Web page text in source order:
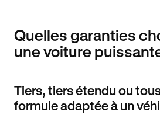
Quelles garanties
une voiture
Tiers, tiers étendu ou
formule adaptée à un